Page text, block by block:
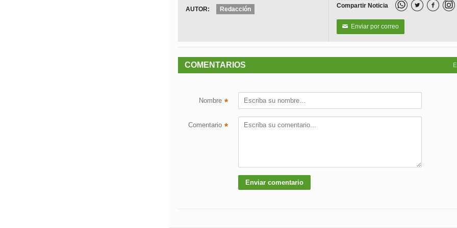
Compartir Noticia  
✉ Enviar por correo
AUTOR: Redacción
COMENTARIOS
Nombre *
Comentario *